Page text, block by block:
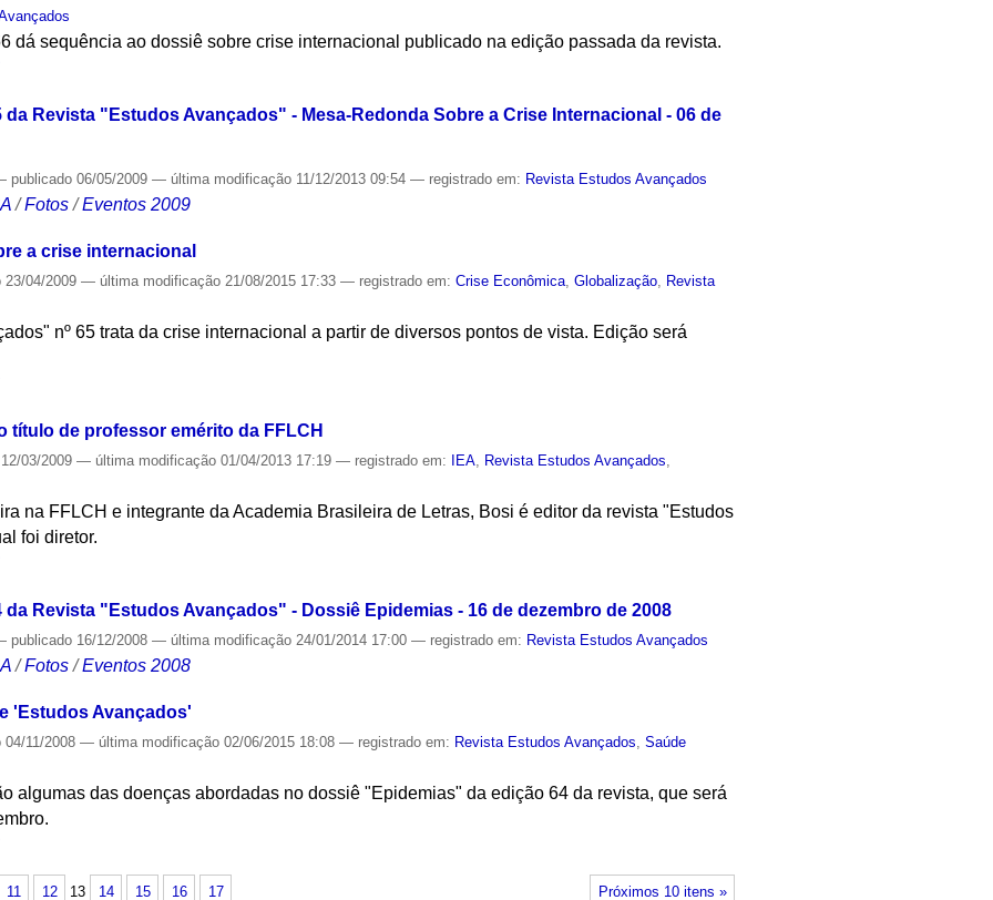
dá sequência ao dossiê sobre crise internacional publicado na edição passada da revista.
da Revista "Estudos Avançados" - Mesa-Redonda Sobre a Crise Internacional - 06 de
publicado 06/05/2009— última modificação 11/12/2013 09:54— registrado em: Revista Estudos Avançados
/Fotos /Eventos 2009
a crise internacional
23/04/2009— última modificação 21/08/2015 17:33— registrado em:Crise Econômica,Globalização, Revista
nº 65 trata da crise internacional a partir de diversos pontos de vista. Edição será
título de professor emérito da FFLCH
12/03/2009— última modificação 01/04/2013 17:19— registrado em: IEA Revista Estudos Avançados
na FFLCH e integrante da Academia Brasileira de Letras, Bosi é editor da revista "Estudos
foi diretor.
da Revista "Estudos Avançados" - Dossiê Epidemias - 16 de dezembro de 2008
publicado 16/12/2008— última modificação 24/01/2014 17:00— registrado em: Revista Estudos Avançados
/Fotos /Eventos 2008
'Estudos Avançados'
04/11/2008— última modificação 02/06/2015 18:08— registrado em: Revista Estudos Avançados,Saúde
algumas das doenças abordadas no dossiê "Epidemias" da edição 64 da revista, que será
Próximos 10 itens »
11 12 13 14 15 16 17